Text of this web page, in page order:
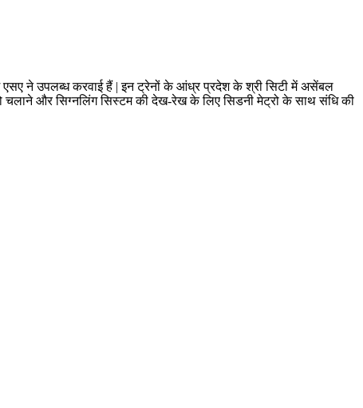
ने उपलब्ध करवाई हैं | इन ट्रेनों के आंध्र प्रदेश के श्री सिटी में असेंबल
चलाने और सिग्नलिंग सिस्टम की देख-रेख के लिए सिडनी मेट्रो के साथ संधि की